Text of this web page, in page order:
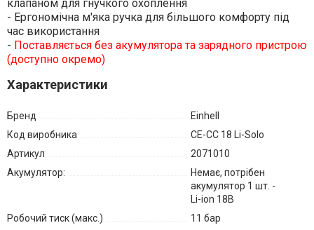
клапаном для гнучкого охоплення
- Ергономічна м'яка ручка для більшого комфорту під
час використання
- Поставляється без акумулятора та зарядного пристрою
(доступно окремо)
Характеристики
Бренд
Einhell
Код виробника
CE-CC 18 Li-Solo
Артикул
2071010
Акумулятор:
Немає, потрібен
акумулятор 1 шт. -
Li-ion 18В
Робочий тиск (макс.)
11 бар